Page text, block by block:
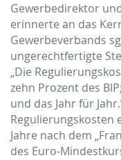
Gewerbedirektor
erinnerte an das
Gewerbeverbands
ungerechtfertigte
„Die
zehn Prozent des
und das Jahr für
Regulierungskosten
Jahre nach dem
des Euro-